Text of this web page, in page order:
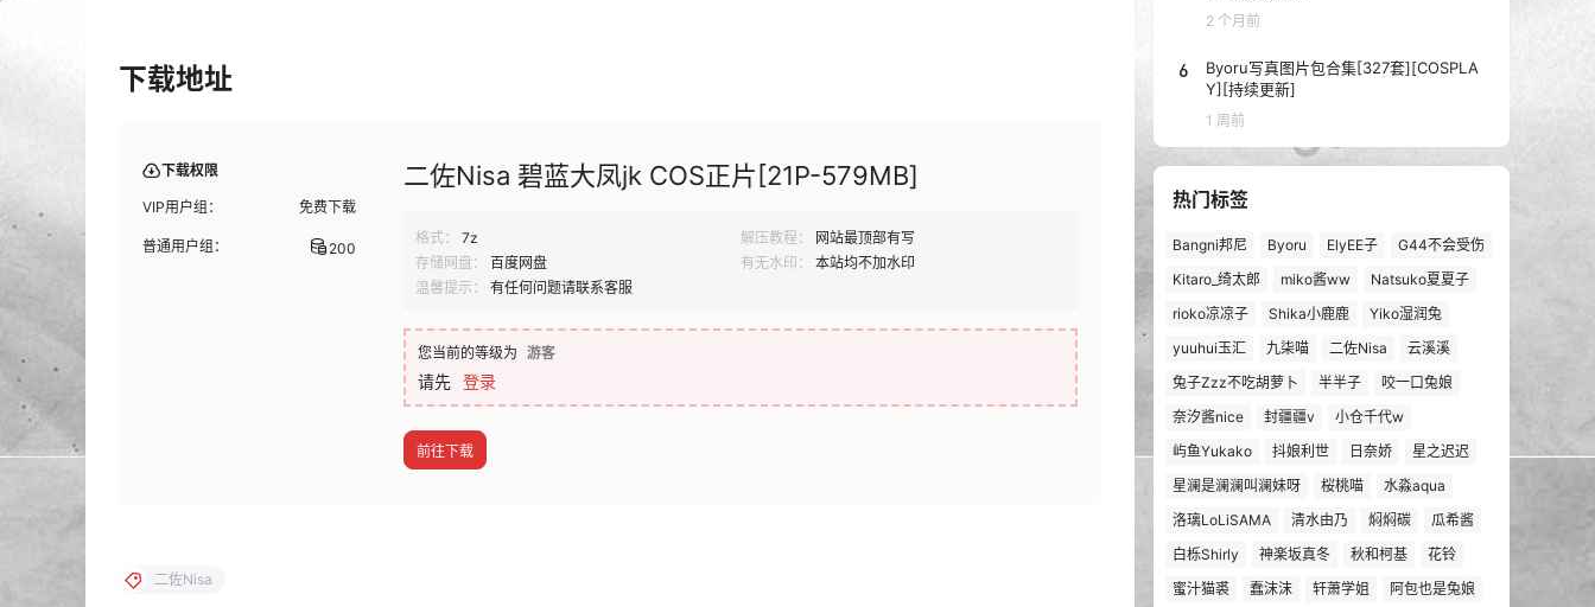
下载地址
下载权限
VIP用户组： 免费下载
普通用户组： 200
二佐Nisa 碧蓝大凤jk COS正片[21P-579MB]
格式： 7z 解压教程：
网站最顶部有写
存储网盘：
百度网盘 有无水印：
本站均不加水印
温馨提示：
有任何问题请联系客服
您当前的等级为 游客
请先 登录
前往下载
二佐Nisa
2 个月前
6
Byoru写真图片包合集[327套][COSPLA
Y][持续更新]
1 周前
热门标签
Bangni邦尼 Byoru ElyEE子
G44不会受伤
Kitaro_绮太郎
miko酱ww
Natsuko夏夏子
rioko凉凉子
Shika小鹿鹿
Yiko湿润兔
yuuhui玉汇
九柒喵 二佐Nisa
云溪溪
兔子Zzz不吃胡萝卜
半半子
咬一口兔娘
奈汐酱nice
封疆疆v
小仓千代w
屿鱼Yukako
抖娘利世 日奈娇
星之迟迟
星澜是澜澜叫澜妹呀
桜桃喵
水淼aqua
洛璃LoLiSAMA
清水由乃 焖焖碳
瓜希酱
白栎Shirly
神楽坂真冬 秋和柯基
花铃
蜜汁猫裘
蠢沫沫 轩萧学姐
阿包也是兔娘